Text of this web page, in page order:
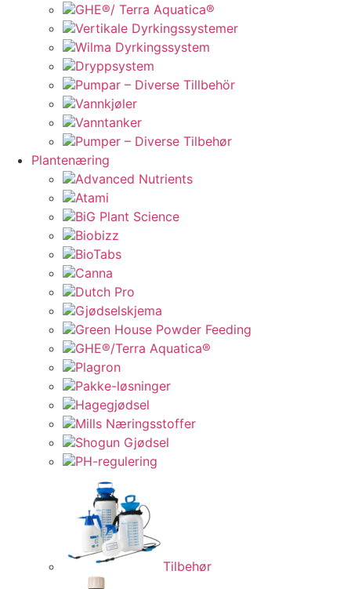
GHE®/ Terra Aquatica®
Vertikale Dyrkingssystemer
Wilma Dyrkingssystem
Dryppsystem
Pumpar – Diverse Tillbehör
Vannkjøler
Vanntanker
Pumper – Diverse Tilbehør
Plantenæring
Advanced Nutrients
Atami
BiG Plant Science
Biobizz
BioTabs
Canna
Dutch Pro
Gjødselskjema
Green House Powder Feeding
GHE®/Terra Aquatica®
Plagron
Pakke-løsninger
Hagegjødsel
Mills Næringsstoffer
Shogun Gjødsel
PH-regulering
Tilbehør